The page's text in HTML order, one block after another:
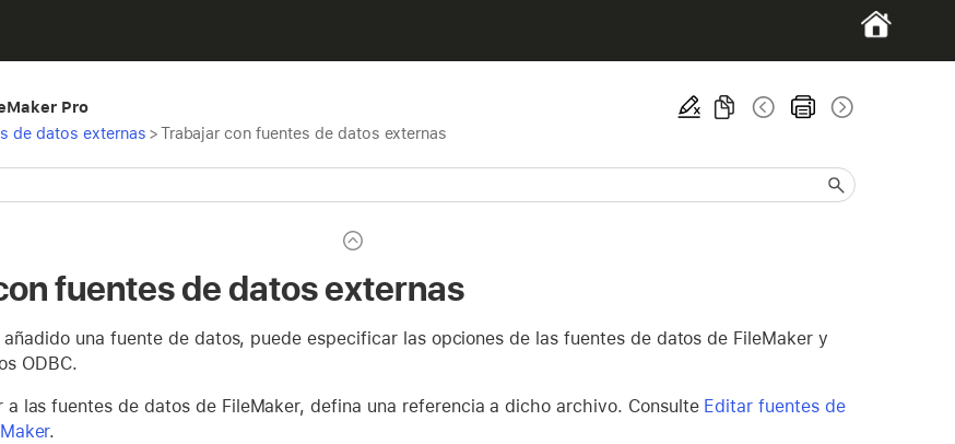
Pro
de datos externas >Trabajar con fuentes de datos externas
fuentes de datos externas
una fuente de datos, puede especificar las opciones de las fuentes de datos de FileMaker y
ODBC.
a las fuentes de datos de FileMaker, defina una referencia a dicho archivo. Consulte Editar fuentes de
.